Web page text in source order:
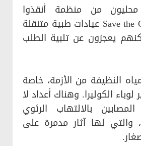
محليون من منظمة أنقذوا
الأطفال Save the Children عيادات طبية متنقلة
يعجزون عن تلبية الطلب
النظيفة من الأزمة، خاصة
لوباء الكوليرا. وهناك أعداد لا
بالالتهاب الرئوي
والتي لها آثار مدمرة على